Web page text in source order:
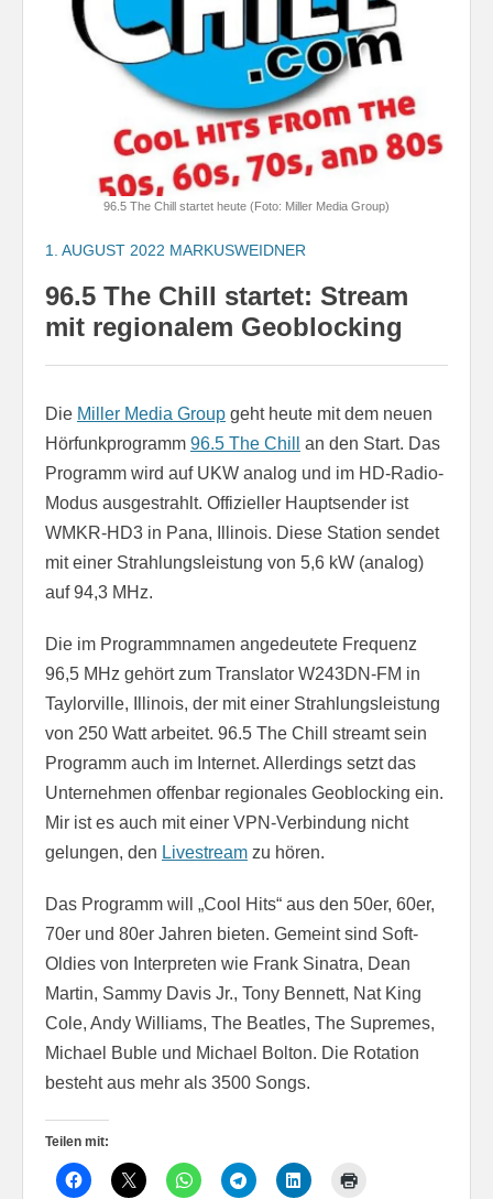
96.5 The Chill startet heute (Foto: Miller Media Group)
1. AUGUST 2022 MARKUSWEIDNER
96.5 The Chill startet: Stream
mit regionalem Geoblocking
Die Miller Media Group geht heute mit dem neuen
Hörfunkprogramm 96.5 The Chill
an den Start. Das
Programm wird auf UKW analog und im HD-Radio-
Modus ausgestrahlt. Offizieller Hauptsender ist
WMKR-HD3 in Pana, Illinois. Diese Station sendet
mit einer Strahlungsleistung von 5,6 kW (analog)
auf 94,3 MHz.
Die im Programmnamen angedeutete Frequenz
96,5 MHz gehört zum Translator W243DN-FM in
Taylorville, Illinois, der mit einer Strahlungsleistung
von 250 Watt arbeitet. 96.5 The Chill streamt sein
Programm auch im Internet. Allerdings setzt das
Unternehmen offenbar regionales Geoblocking ein.
Mir ist es auch mit einer VPN-Verbindung nicht
gelungen, den Livestream zu hören.
Das Programm will „Cool Hits“ aus den 50er, 60er,
70er und 80er Jahren bieten. Gemeint sind Soft-
Oldies von Interpreten wie Frank Sinatra, Dean
Martin, Sammy Davis Jr., Tony Bennett, Nat King
Cole, Andy Williams, The Beatles, The Supremes,
Michael Buble und Michael Bolton. Die Rotation
besteht aus mehr als 3500 Songs.
Teilen mit: